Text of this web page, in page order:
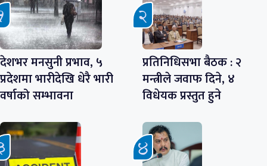
देशभर मनसुनी प्रभाव, ५
प्रदेशमा भारीदेखि धेरै भारी
वर्षाको सम्भावना
प्रतिनिधिसभा बैठक : २
मन्त्रीले जवाफ दिने, ४
विधेयक प्रस्तुत हुने